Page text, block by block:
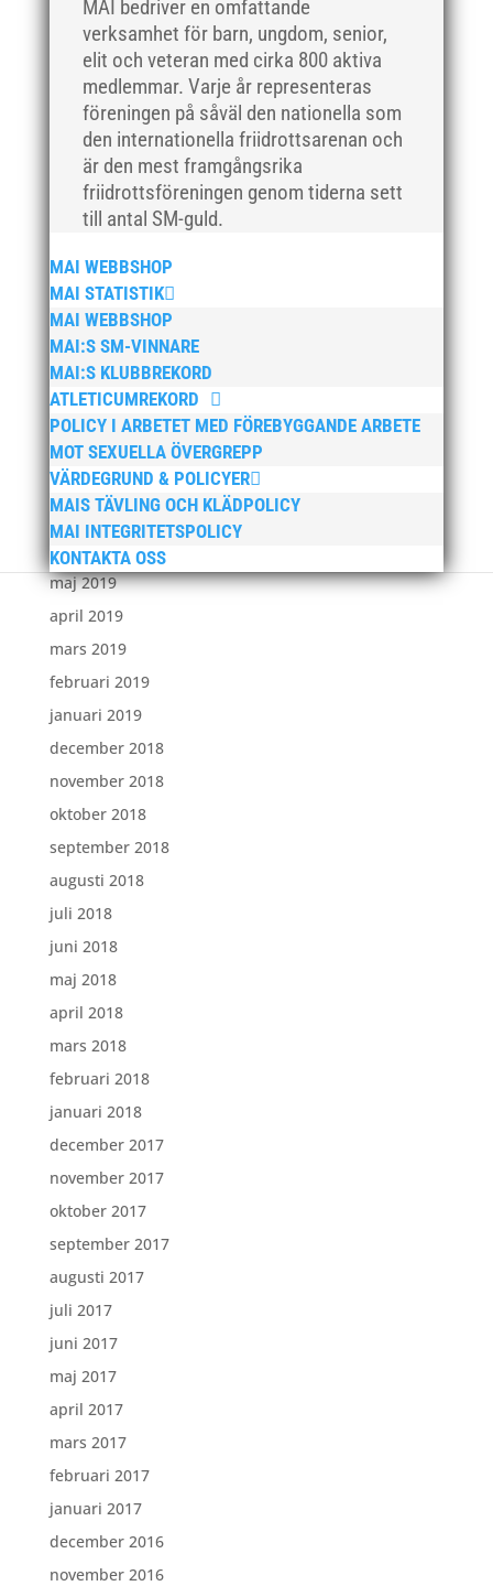
MAI bedriver en omfattande
verksamhet för barn, ungdom, senior,
elit och veteran med cirka 800 aktiva
medlemmar. Varje år representeras
föreningen på såväl den nationella som
den internationella friidrottsarenan och
är den mest framgångsrika
friidrottsföreningen genom tiderna sett
till antal SM-guld.
MAI WEBBSHOP
MAI STATISTIK
MAI WEBBSHOP
MAI:S SM-VINNARE
MAI:S KLUBBREKORD
ATLETICUMREKORD
POLICY I ARBETET MED FÖREBYGGANDE ARBETE
MOT SEXUELLA ÖVERGREPP
VÄRDEGRUND & POLICYER
MAIS TÄVLING OCH KLÄDPOLICY
MAI INTEGRITETSPOLICY
KONTAKTA OSS
februari 2021
december 2020
november 2020
oktober 2020
september 2020
augusti 2020
juni 2020
mars 2020
februari 2020
januari 2020
november 2019
oktober 2019
september 2019
augusti 2019
juli 2019
juni 2019
maj 2019
april 2019
mars 2019
februari 2019
januari 2019
december 2018
november 2018
oktober 2018
september 2018
augusti 2018
juli 2018
juni 2018
maj 2018
april 2018
mars 2018
februari 2018
januari 2018
december 2017
november 2017
oktober 2017
september 2017
augusti 2017
juli 2017
juni 2017
maj 2017
april 2017
mars 2017
februari 2017
januari 2017
december 2016
november 2016